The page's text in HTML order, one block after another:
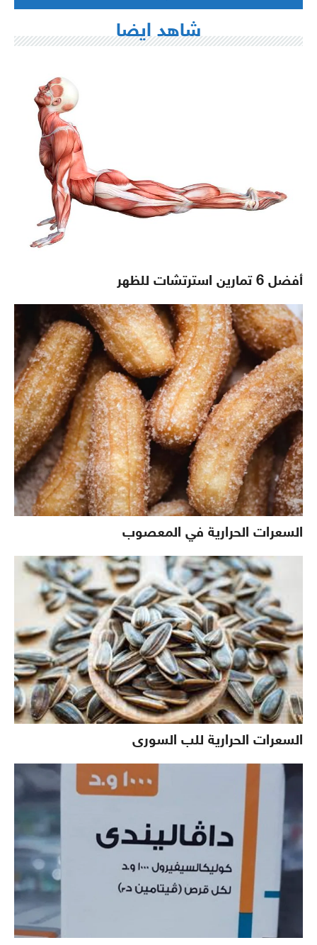
شاهد ايضا
أفضل 6 تمارين استرتشات للظهر
السعرات الحرارية في المعصوب
السعرات الحرارية للب السورى